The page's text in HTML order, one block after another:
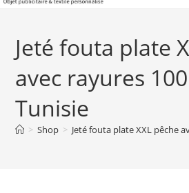
Jeté fouta plate
avec rayures
Tunisie
> Shop > Jeté fouta plate XXL pêche